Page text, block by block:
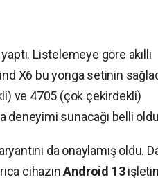
Listelemeye göre akıllı
X6 bu yonga setinin
ve 4705 (çok çekirdekli)
deneyimi sunacağı belli
da onaylamış oldu.
cihazınAndroid 13